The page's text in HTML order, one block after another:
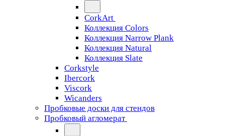
CorkArt
Коллекция Colors
Коллекция Narrow Plank
Коллекция Natural
Коллекция Slate
Corkstyle
Ibercork
Viscork
Wicanders
Пробковые доски для стендов
Пробковый агломерат